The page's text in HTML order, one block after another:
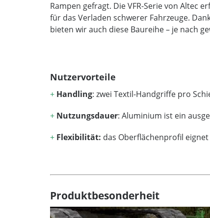
Rampen gefragt. Die VFR-Serie von Altec
für das Verladen schwerer Fahrzeuge.
bieten wir auch diese Baureihe – je nach
Nutzervorteile
+ Handling: zwei Textil-Handgriffe pro
+ Nutzungsdauer: Aluminium ist ein
+ Flexibilität: das Oberflächenprofil
Produktbesonderheit